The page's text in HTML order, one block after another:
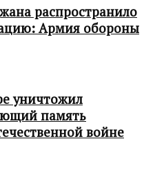
распространило
Армия обороны
уничтожил
память
войне